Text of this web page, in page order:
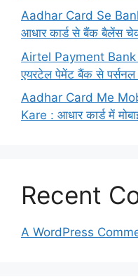
Aadhar Card Se
आधार कार्ड से बैंक बैलेंस
Airtel Payment
एयरटेल पेमेंट बैंक से
Aadhar Card Me
Kare : आधार कार्ड में
Recent
A WordPress